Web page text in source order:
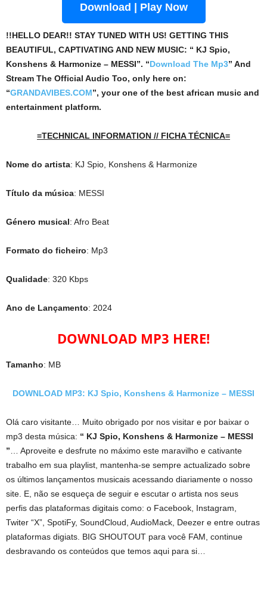
Download | Play Now
!!HELLO DEAR!! STAY TUNED WITH US! GETTING THIS
BEAUTIFUL, CAPTIVATING AND NEW MUSIC: “ KJ Spio,
Konshens & Harmonize – MESSI”. “Download The Mp3” And
Stream The Official Audio Too, only here on:
“GRANDAVIBES.COM”, your one of the best african music and
entertainment platform.
=TECHNICAL INFORMATION // FICHA TÉCNICA=
Nome do artista: KJ Spio, Konshens & Harmonize
Título da música: MESSI
Género musical: Afro Beat
Formato do ficheiro: Mp3
Qualidade: 320 Kbps
Ano de Lançamento: 2024
DOWNLOAD MP3 HERE!
Tamanho: MB
DOWNLOAD MP3: KJ Spio, Konshens & Harmonize – MESSI
Olá caro visitante… Muito obrigado por nos visitar e por baixar o
mp3 desta música: “ KJ Spio, Konshens & Harmonize – MESSI
”… Aproveite e desfrute no máximo este maravilho e cativante
trabalho em sua playlist, mantenha-se sempre actualizado sobre
os últimos lançamentos musicais acessando diariamente o nosso
site. E, não se esqueça de seguir e escutar o artista nos seus
perfis das plataformas digitais como: o Facebook, Instagram,
Twiter “X”, SpotiFy, SoundCloud, AudioMack, Deezer e entre outras
plataformas digiats. BIG SHOUTOUT para você FAM, continue
desbravando os conteúdos que temos aqui para si…